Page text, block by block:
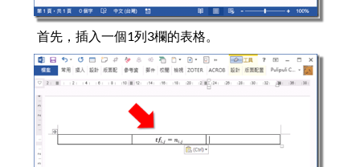
首先，插入一個1列3欄的表格。